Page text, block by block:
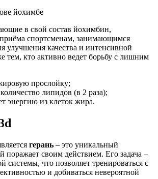
в свой состав йохимбин,
спортсменам, занимающимся
улучшения качества и интенсивной
тем, кто активно ведет борьбу с лишним
прослойку;
липидов (в 2 раза);
энергию из клеток жира.
герань – это уникальный
поражает своим действием. Его задача –
системы, что позволяет тренироваться с
и добиваться невероятной